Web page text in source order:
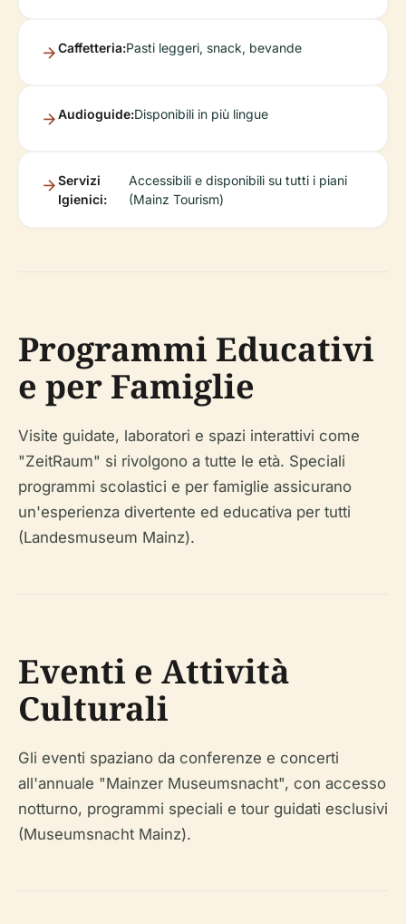
Caffetteria:Pasti leggeri, snack, bevande
Audioguide:Disponibili in più lingue
Servizi
Igienici:
Accessibili e disponibili su tutti i piani
(Mainz Tourism)
Programmi Educativi
e per Famiglie
Visite guidate, laboratori e spazi interattivi come
"ZeitRaum" si rivolgono a tutte le età. Speciali
programmi scolastici e per famiglie assicurano
un'esperienza divertente ed educativa per tutti
(Landesmuseum Mainz).
Eventi e Attività
Culturali
Gli eventi spaziano da conferenze e concerti
all'annuale "Mainzer Museumsnacht", con accesso
notturno, programmi speciali e tour guidati esclusivi
(Museumsnacht Mainz).